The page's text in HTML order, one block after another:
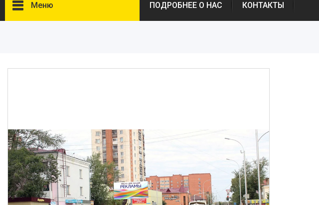
Меню ПОДРОБНЕЕ О НАС КОНТАКТЫ